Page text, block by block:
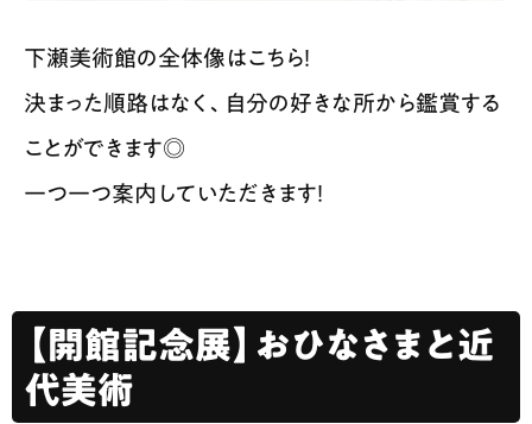
下瀬美術館の全体像はこちら！
決まった順路はなく、自分の好きな所から鑑賞する
ことができます◎
一つ一つ案内していただきます！
【開館記念展】おひなさまと近
代美術